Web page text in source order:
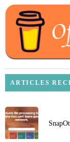
ARTICLES